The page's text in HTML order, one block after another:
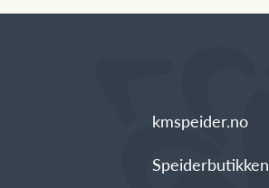
kmspeider.no
Speiderbutikken